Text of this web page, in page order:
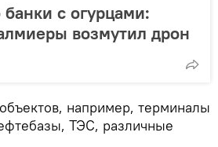
с огурцами:
возмутил дрон
например, терминалы
ТЭС, различные